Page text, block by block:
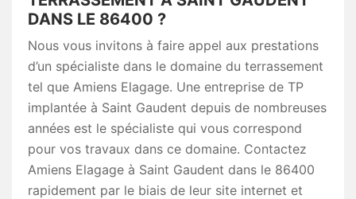
DANS LE 86400 ?
Nous vous invitons à faire appel aux prestations
d’un spécialiste dans le domaine du terrassement
tel que Amiens Elagage. Une entreprise de TP
implantée à Saint Gaudent depuis de nombreuses
années est le spécialiste qui vous correspond
pour vos travaux dans ce domaine. Contactez
Amiens Elagage à Saint Gaudent dans le 86400
rapidement par le biais de leur site internet et